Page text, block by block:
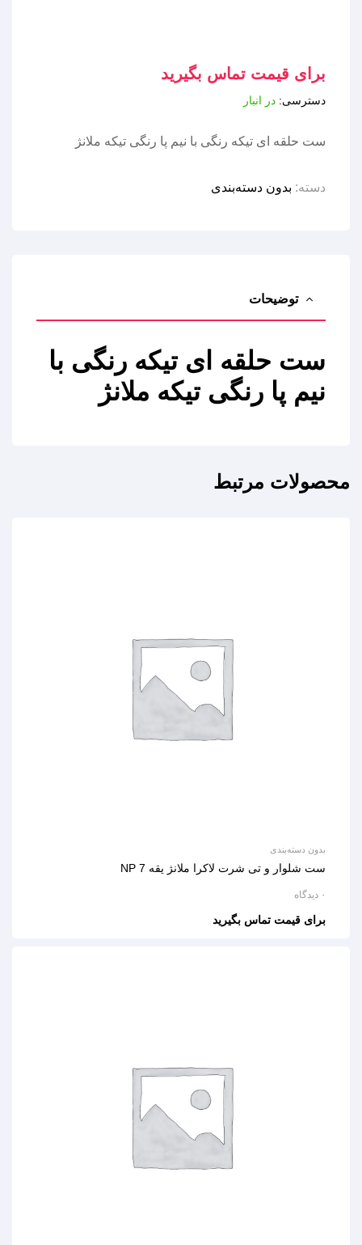
برای قیمت تماس بگیرید
دسترسی: در انبار
ست حلقه ای تیکه رنگی با نیم پا رنگی تیکه ملانژ
دسته: بدون دسته‌بندی
توضیحات
ست حلقه ای تیکه رنگی با
نیم پا رنگی تیکه ملانژ
محصولات مرتبط
بدون دسته‌بندی
ست شلوار و تی شرت لاکرا ملانژ یقه 7 NP
۰ دیدگاه
برای قیمت تماس بگیرید